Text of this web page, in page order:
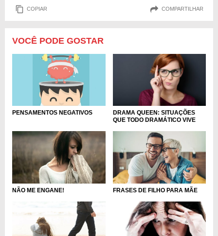
COPIAR COMPARTILHAR
VOCÊ PODE GOSTAR
PENSAMENTOS NEGATIVOS
DRAMA QUEEN: SITUAÇÕES
QUE TODO DRAMÁTICO VIVE
NÃO ME ENGANE! FRASES DE FILHO PARA MÃE